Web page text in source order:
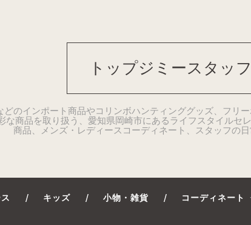
トップジミースタッ
のインポート商品やコリンボハンティンググッズ、フリ
な商品を取り扱う、愛知県岡崎市にあるライフスタイルセ
商品、メンズ・レディースコーディネート、スタッフの日
キッズ 小物・雑貨 コーディネート